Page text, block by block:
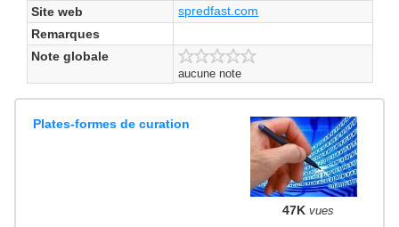
Site web
spredfast.com
Remarques
Note globale
aucune note
Plates-formes de curation
47K vues